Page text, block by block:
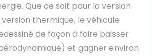
Que ce soit pour la version
thermique, le véhicule
de façon à faire baisser
et gagner environ